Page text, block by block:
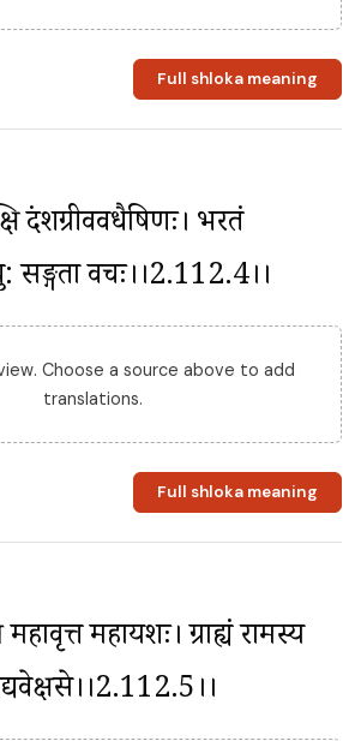
Full shloka meaning
दशग्रीववधैषिणः। भरतं
राजशार्दूलमित्यूचु: स‌ङ्गता वचः।।2.112.4।।
Choose a source above to add
translations.
Full shloka meaning
महावृत्त महायशः। ग्राह्यं रामस्य